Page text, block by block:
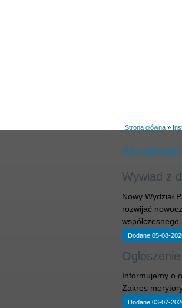
Strona główna »
Aktualności
Wywiad z
Nowy Wydział
rozwijać
współczesnego
Dodane 05-08-
Informujemy o
Zakres
Dodane 03-07-